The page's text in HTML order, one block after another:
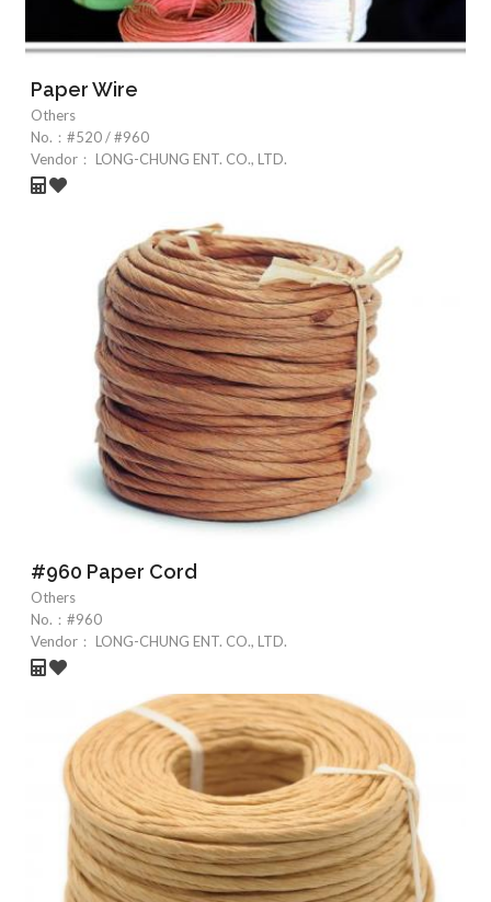
Paper Wire
Others
No.： #520 / #960
Vendor：
LONG-CHUNG ENT. CO., LTD.
#960 Paper Cord
Others
No.： #960
Vendor：
LONG-CHUNG ENT. CO., LTD.